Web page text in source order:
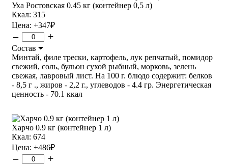
Уха Ростовская 0.45 кг (контейнер 0,5 л)
Ккал: 315
Цена: +347₽
– +
Состав
Минтай, филе трески, картофель, лук репчатый, помидор
свежий, соль, бульон сухой рыбный, морковь, зелень
свежая, лавровый лист. На 100 г. блюдо содержит: белков
- 8,5 г ., жиров - 2,2 г., углеводов - 4.4 гр. Энергетическая
ценность - 70.1 ккал
Харчо 0.9 кг (контейнер 1 л)
Ккал: 674
Цена: +486₽
– +